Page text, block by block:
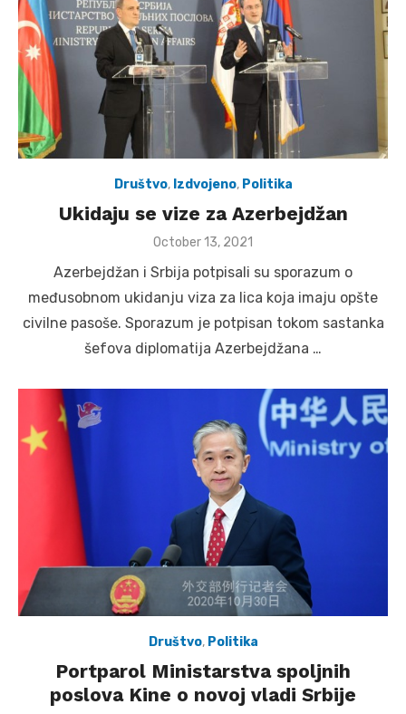
Društvo, Izdvojeno, Politika
Ukidaju se vize za Azerbejdžan
Posted
October 13, 2021
Azerbejdžan i Srbija potpisali su sporazum o
međusobnom ukidanju viza za lica koja imaju opšte
civilne pasoše. Sporazum je potpisan tokom sastanka
šefova diplomatija Azerbejdžana …
Društvo, Politika
Portparol Ministarstva spoljnih
poslova Kine o novoj vladi Srbije